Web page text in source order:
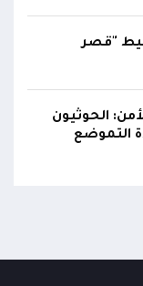
للقوات المسلحة
"قصر
الحوثيون
التموضع